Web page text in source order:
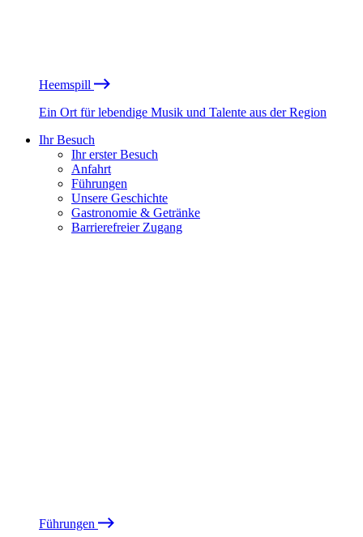
Heemspill
Ein Ort für lebendige Musik und Talente aus der Region
Ihr Besuch
Ihr erster Besuch
Anfahrt
Führungen
Unsere Geschichte
Gastronomie & Getränke
Barrierefreier Zugang
Führungen